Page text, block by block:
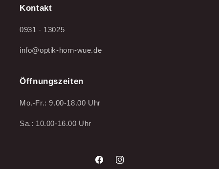
Kontakt
0931 - 13025
info@optik-horn-wue.de
Öffnungszeiten
Mo.-Fr.: 9.00-18.00 Uhr
Sa.: 10.00-16.00 Uhr
FacebookInstagram